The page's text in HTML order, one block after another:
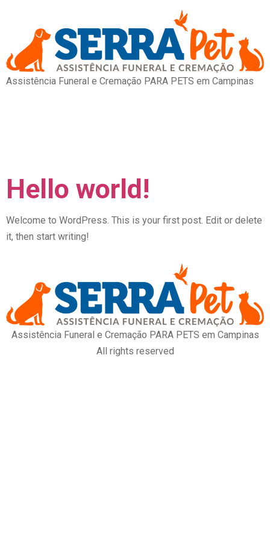
Assistência Funeral e Cremação PARA PETS em Campinas
Hello world!
Welcome to WordPress. This is your first post. Edit or delete
it, then start writing!
Assistência Funeral e Cremação PARA PETS em Campinas
All rights reserved